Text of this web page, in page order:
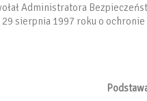
Administratora
29 sierpnia 1997 roku o